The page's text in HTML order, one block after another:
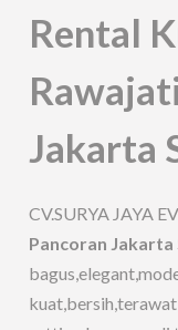
Rental
Jakarta
CV.SURYA JAYA
Pancoran Jakarta